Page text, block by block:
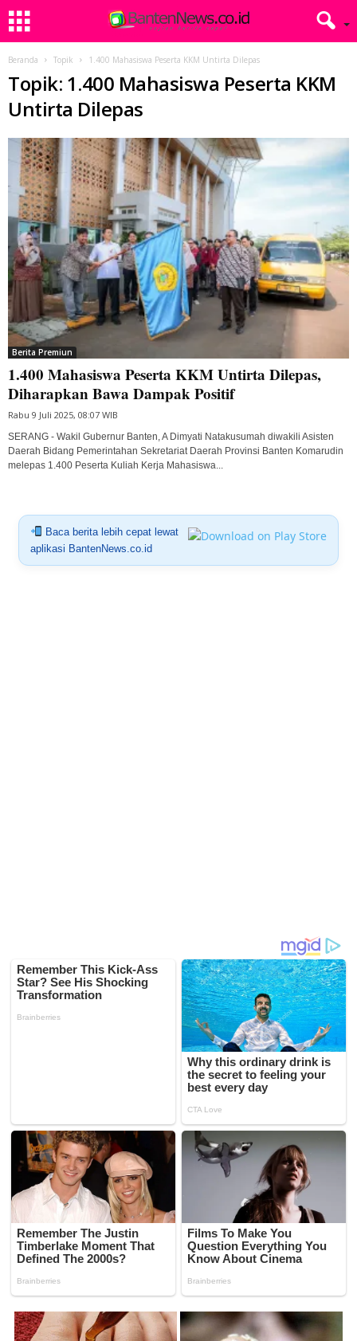
Beranda Topik 1.400 Mahasiswa Peserta KKM Untirta Dilepas
Topik: 1.400 Mahasiswa Peserta KKM
Untirta Dilepas
Berita Premiun
1.400 Mahasiswa Peserta KKM Untirta Dilepas,
Diharapkan Bawa Dampak Positif
Rabu 9 Juli 2025, 08:07 WIB
SERANG - Wakil Gubernur Banten, A Dimyati Natakusumah diwakili Asisten
Daerah Bidang Pemerintahan Sekretariat Daerah Provinsi Banten Komarudin
melepas 1.400 Peserta Kuliah Kerja Mahasiswa...
Baca berita lebih cepat lewat
aplikasi BantenNews.co.id